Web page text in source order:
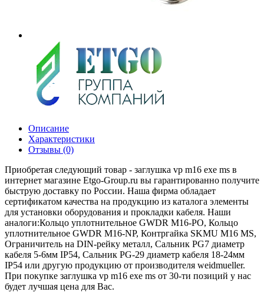
Описание
Характеристики
Отзывы (0)
Приобретая следующий товар - заглушка vp m16 exe ms в
интернет магазине Etgo-Group.ru вы гарантированно получите
быструю доставку по России. Наша фирма обладает
сертификатом качества на продукцию из каталога элементы
для установки оборудования и прокладки кабеля. Наши
аналоги:Кольцо уплотнительное GWDR M16-PO, Кольцо
уплотнительное GWDR M16-NP, Контргайка SKMU M16 MS,
Ограничитель на DIN-рейку металл, Сальник PG7 диаметр
кабеля 5-6мм IP54, Сальник PG-29 диаметр кабеля 18-24мм
IP54 или другую продукцию от производителя weidmueller.
При покупке заглушка vp m16 exe ms от 30-ти позиций у нас
будет лучшая цена для Вас.